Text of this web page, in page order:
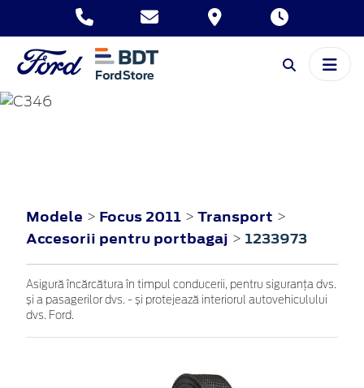
Modele > Focus 2011 > Transport >
Accesorii pentru portbagaj > 1233973
Asigură încărcătura în timpul conducerii, pentru siguranța dvs.
și a pasagerilor dvs. - și protejează interiorul autovehiculului
dvs. Ford.